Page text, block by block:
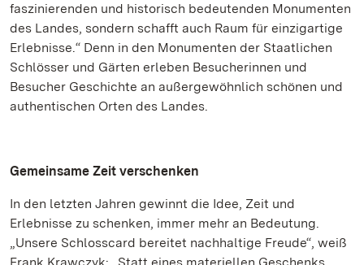
faszinierenden und historisch bedeutenden Monumenten
des Landes, sondern schafft auch Raum für einzigartige
Erlebnisse.“ Denn in den Monumenten der Staatlichen
Schlösser und Gärten erleben Besucherinnen und
Besucher Geschichte an außergewöhnlich schönen und
authentischen Orten des Landes.
Gemeinsame Zeit verschenken
In den letzten Jahren gewinnt die Idee, Zeit und
Erlebnisse zu schenken, immer mehr an Bedeutung.
„Unsere Schlosscard bereitet nachhaltige Freude“, weiß